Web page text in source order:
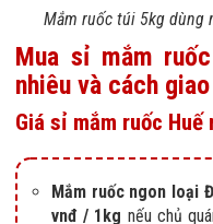
Mắm ruốc túi 5kg dùng
Mua sỉ mắm
nhiêu và cách giao
Giá sỉ mắm ruốc Huế
Mắm ruốc ngon loại
vnđ / 1kg nếu chủ